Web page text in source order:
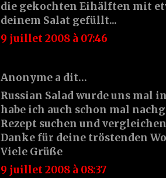
die gekochten Eihälften mit
deinem Salat gefüllt...
9 juillet 2008 à 07:46
Anonyme a dit…
Russian Salad wurde uns mal
habe ich auch schon mal
Rezept suchen und
Danke für deine tröstenden
Viele Grüße
9 juillet 2008 à 08:37